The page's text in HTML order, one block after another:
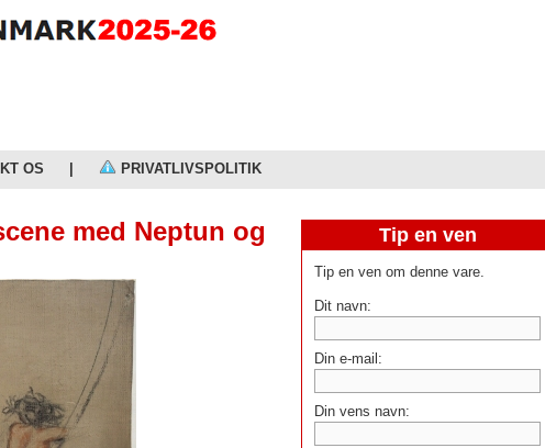
OS PRIVATLIVSPOLITIK
Tip en ven
Tip en ven om denne vare.
Dit navn:
Din e-mail:
Din vens navn:
med Neptun og